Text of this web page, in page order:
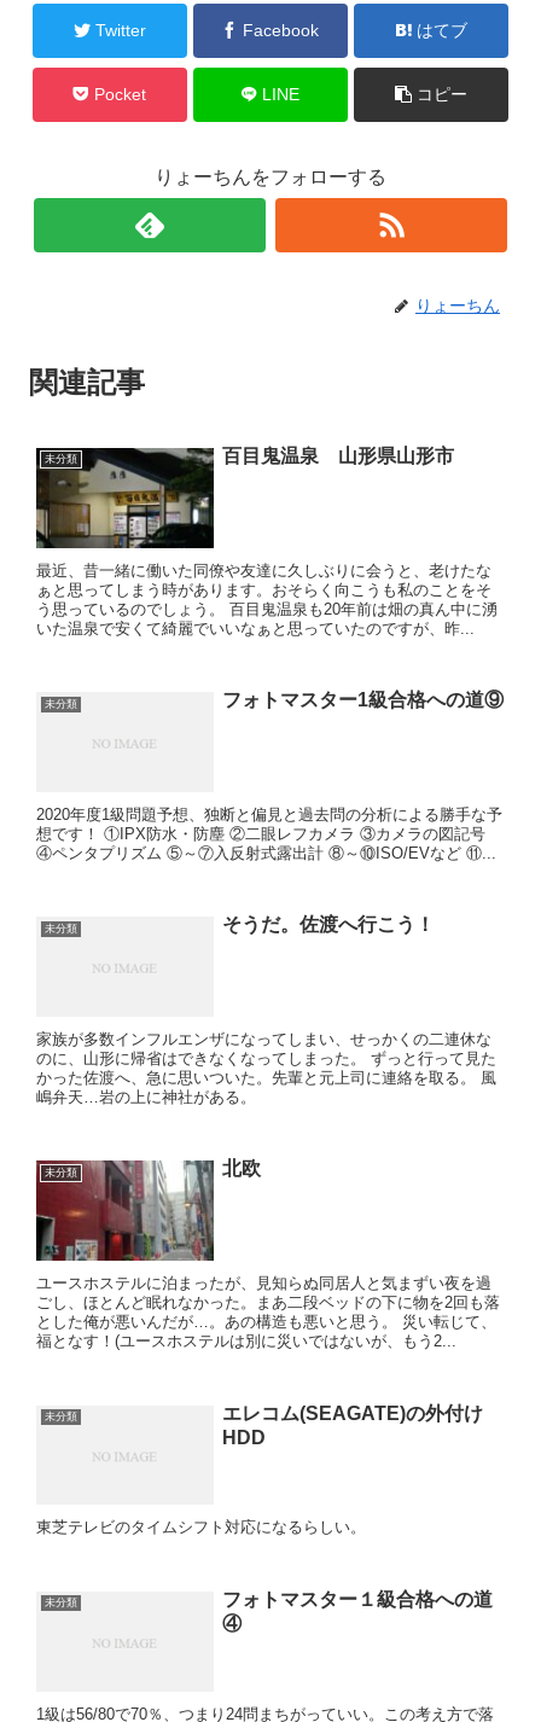
Twitter Facebook はてブ
Pocket LINE コピー
りょーちんをフォローする
りょーちん
関連記事
未分類 百目鬼温泉 山形県山形市
最近、昔一緒に働いた同僚や友達に久しぶりに会うと、老けたな
ぁと思ってしまう時があります。おそらく向こうも私のことをそ
う思っているのでしょう。 百目鬼温泉も20年前は畑の真ん中に湧
いた温泉で安くて綺麗でいいなぁと思っていたのですが、昨...
未分類 フォトマスター1級合格への道⑨
2020年度1級問題予想、独断と偏見と過去問の分析による勝手な予
想です！ ①IPX防水・防塵 ②二眼レフカメラ ③カメラの図記号
④ペンタプリズム ⑤～⑦入反射式露出計 ⑧～⑩ISO/EVなど ⑪...
未分類 そうだ。佐渡へ行こう！
家族が多数インフルエンザになってしまい、せっかくの二連休な
のに、山形に帰省はできなくなってしまった。 ずっと行って見た
かった佐渡へ、急に思いついた。先輩と元上司に連絡を取る。 風
嶋弁天…岩の上に神社がある。
未分類 北欧
ユースホステルに泊まったが、見知らぬ同居人と気まずい夜を過
ごし、ほとんど眠れなかった。まあ二段ベッドの下に物を2回も落
とした俺が悪いんだが…。あの構造も悪いと思う。 災い転じて、
福となす！(ユースホステルは別に災いではないが、もう2...
未分類
エレコム(SEAGATE)の外付け
HDD
東芝テレビのタイムシフト対応になるらしい。
未分類
フォトマスター１級合格への道
④
1級は56/80で70％、つまり24問まちがっていい。この考え方で落